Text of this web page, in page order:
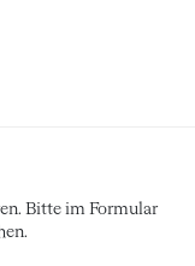
Bitte im Formular